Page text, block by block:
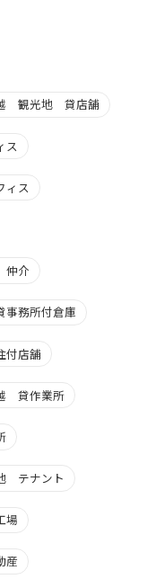
観光地 貸店舗
ス
ス
介
務所付倉庫
店舗
貸作業所
テナント
場
産